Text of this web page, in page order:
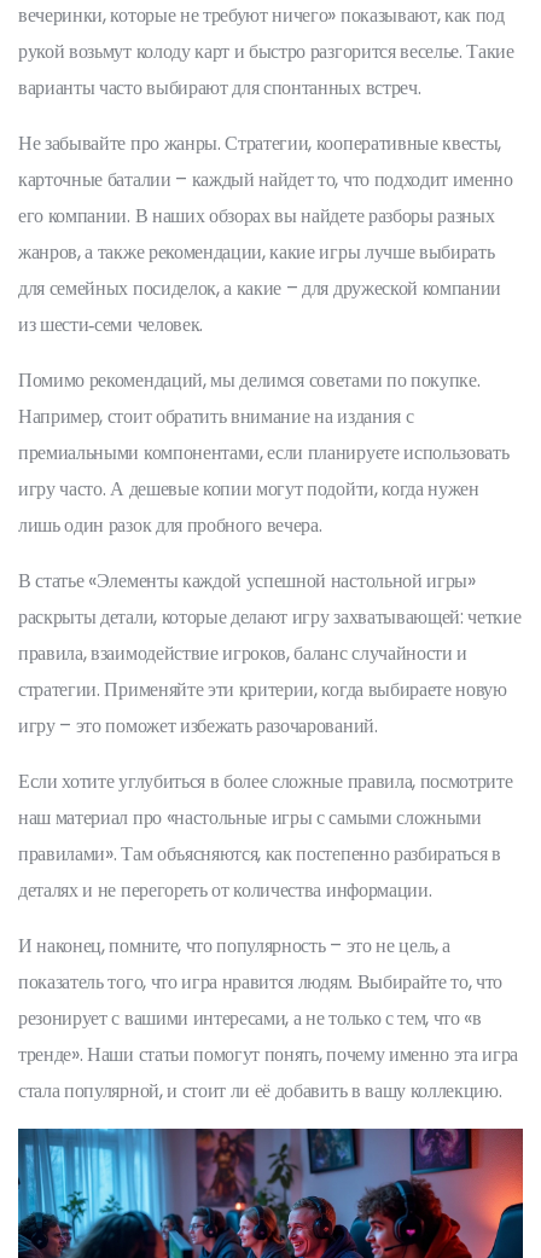
вечеринки, которые не требуют ничего» показывают, как под
рукой возьмут колоду карт и быстро разгорится веселье. Такие
варианты часто выбирают для спонтанных встреч.
Не забывайте про жанры. Стратегии, кооперативные квесты,
карточные баталии – каждый найдет то, что подходит именно
его компании. В наших обзорах вы найдете разборы разных
жанров, а также рекомендации, какие игры лучше выбирать
для семейных посиделок, а какие – для дружеской компании
из шести‑семи человек.
Помимо рекомендаций, мы делимся советами по покупке.
Например, стоит обратить внимание на издания с
премиальными компонентами, если планируете использовать
игру часто. А дешевые копии могут подойти, когда нужен
лишь один разок для пробного вечера.
В статье «Элементы каждой успешной настольной игры»
раскрыты детали, которые делают игру захватывающей: четкие
правила, взаимодействие игроков, баланс случайности и
стратегии. Применяйте эти критерии, когда выбираете новую
игру – это поможет избежать разочарований.
Если хотите углубиться в более сложные правила, посмотрите
наш материал про «настольные игры с самыми сложными
правилами». Там объясняются, как постепенно разбираться в
деталях и не перегореть от количества информации.
И наконец, помните, что популярность – это не цель, а
показатель того, что игра нравится людям. Выбирайте то, что
резонирует с вашими интересами, а не только с тем, что «в
тренде». Наши статьи помогут понять, почему именно эта игра
стала популярной, и стоит ли её добавить в вашу коллекцию.